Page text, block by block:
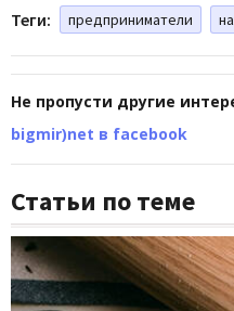
Теги: предприниматели
Не пропусти другие
bigmir)net в facebook
Статьи по теме